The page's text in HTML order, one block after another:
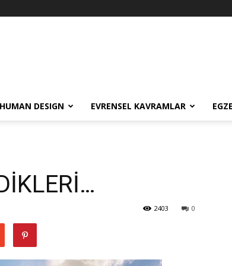
HUMAN DESIGN EVRENSEL KAVRAMLAR
0
2403